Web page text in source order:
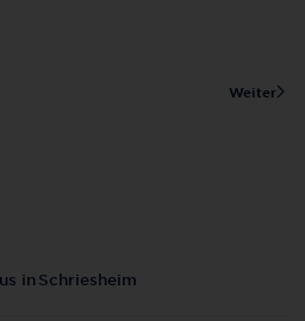
Weiter
in Schriesheim